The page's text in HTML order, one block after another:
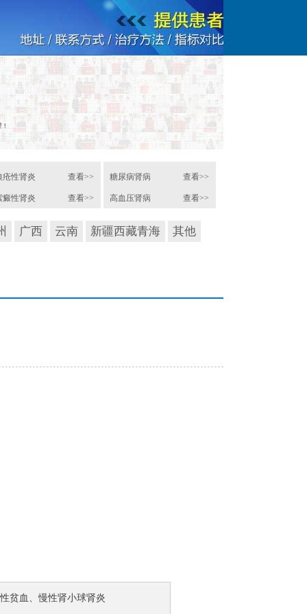
疮性肾炎 查看>>
癜性肾炎 查看>>
糖尿病肾病 查看>>
高血压肾病 查看>>
广西 云南 新疆西藏青海 其他
贫血、慢性肾小球肾炎